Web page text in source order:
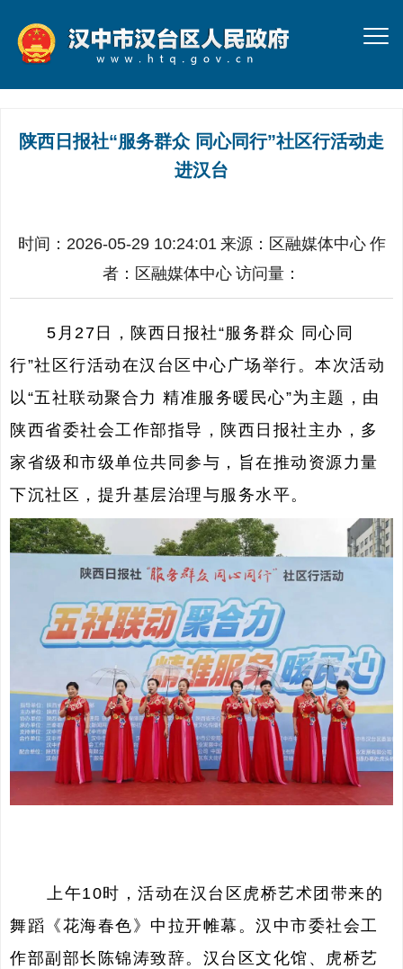
陕西日报社“服务群众 同心同行”社区行活动走
进汉台
时间：2026-05-29 10:24:01 来源： 区融媒体中心 作
者： 区融媒体中心 访问量：
5月27日，陕西日报社“服务群众 同心同
行”社区行活动在汉台区中心广场举行。本次活动
以“五社联动聚合力 精准服务暖民心”为主题，由
陕西省委社会工作部指导，陕西日报社主办，多
家省级和市级单位共同参与，旨在推动资源力量
下沉社区，提升基层治理与服务水平。
上午10时，活动在汉台区虎桥艺术团带来的
舞蹈《花海春色》中拉开帷幕。汉中市委社会工
作部副部长陈锦涛致辞。汉台区文化馆、虎桥艺